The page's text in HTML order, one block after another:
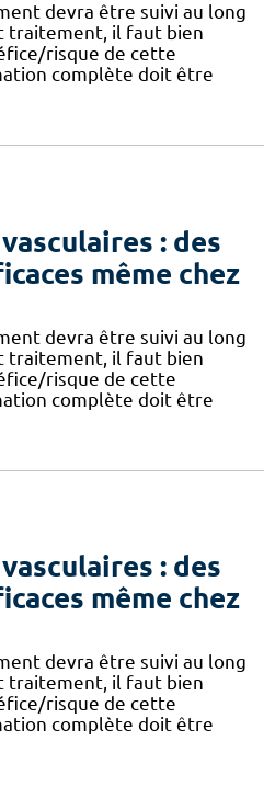
devra être suivi au long
traitement, il faut bien
risque de cette
complète doit être
: des
même chez
devra être suivi au long
traitement, il faut bien
risque de cette
complète doit être
: des
même chez
devra être suivi au long
traitement, il faut bien
risque de cette
complète doit être